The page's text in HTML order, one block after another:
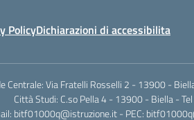
PolicyDichiarazioni di accessibilita
Centrale: Via Fratelli Rosselli 2 - 13900 -
Città Studi: C.so Pella 4 - 13900 - Biella -
bitf01000q@istruzione.it- PEC: